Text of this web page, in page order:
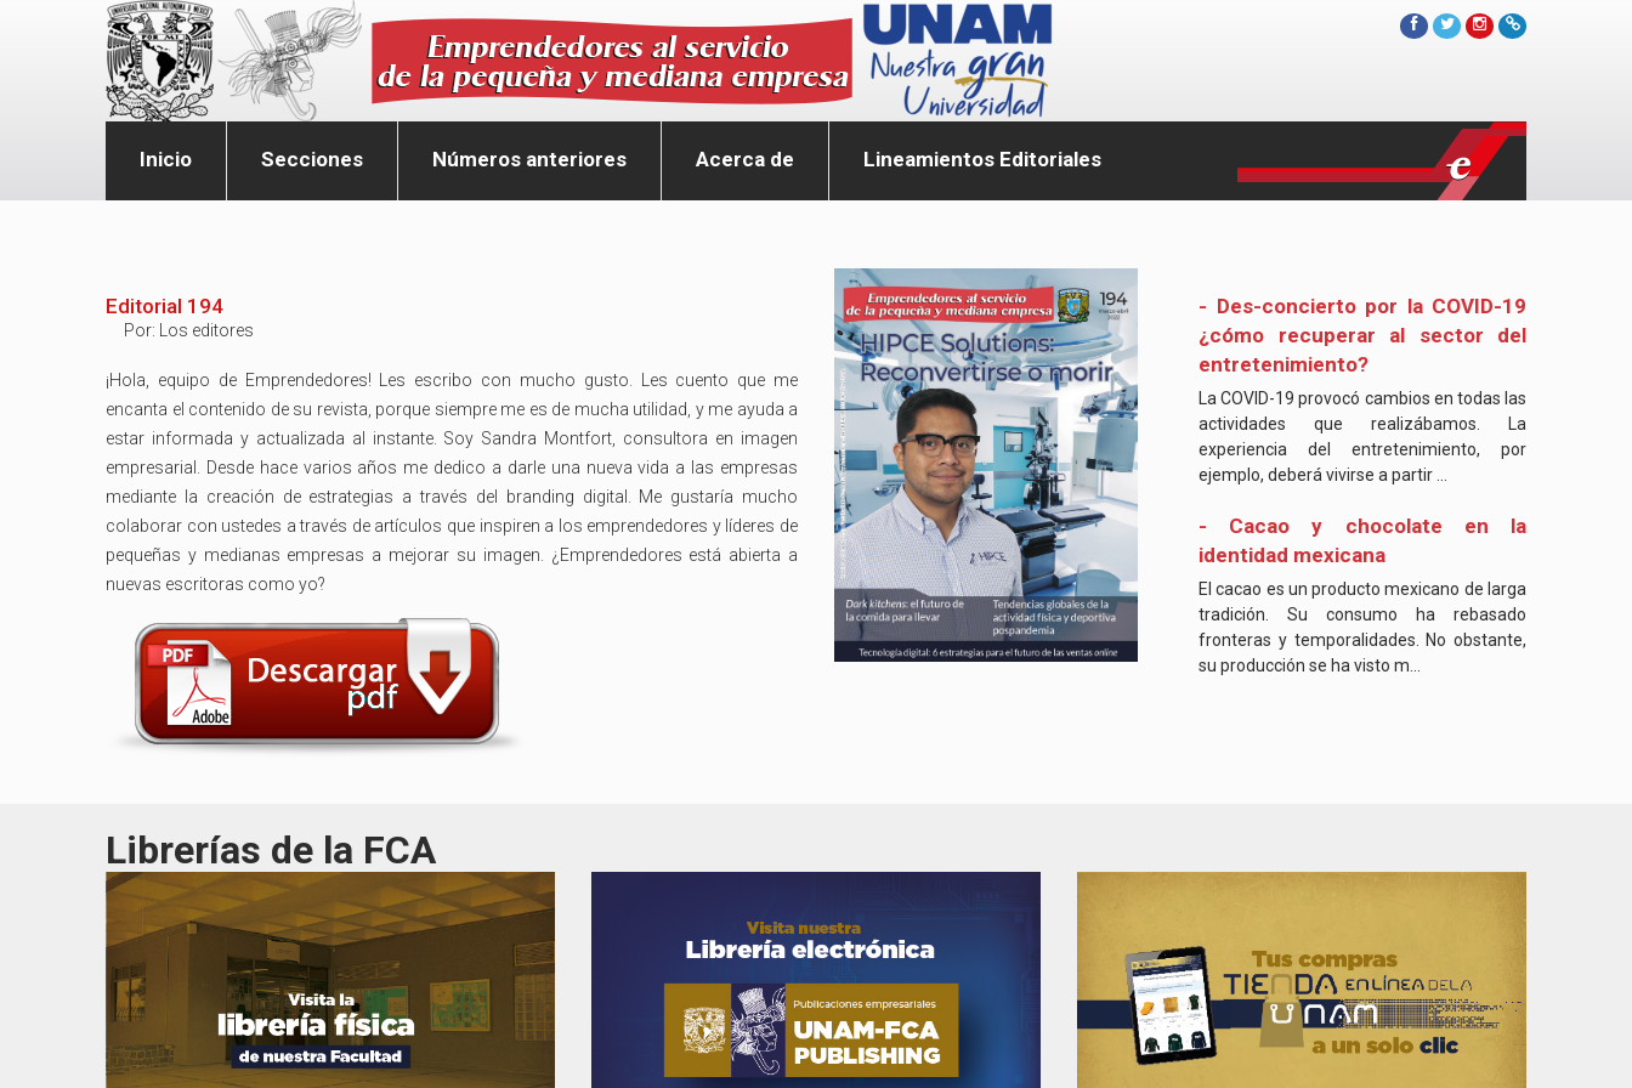
Inicio Secciones Números anteriores Acerca de Lineamientos Editoriales
Editorial 194
Por: Los editores
¡Hola, equipo de Emprendedores! Les escribo con mucho gusto. Les cuento que me
encanta el contenido de su revista, porque siempre me es de mucha utilidad, y me ayuda a
estar informada y actualizada al instante. Soy Sandra Montfort, consultora en imagen
empresarial. Desde hace varios años me dedico a darle una nueva vida a las empresas
mediante la creación de estrategias a través del branding digital. Me gustaría mucho
colaborar con ustedes a través de artículos que inspiren a los emprendedores y líderes de
pequeñas y medianas empresas a mejorar su imagen. ¿Emprendedores está abierta a
nuevas escritoras como yo?
- Des-concierto por la COVID-19
¿cómo recuperar al sector del
entretenimiento?
La COVID-19 provocó cambios en todas las
actividades que realizábamos. La
experiencia del entretenimiento, por
ejemplo, deberá vivirse a partir ...
- Cacao y chocolate en la
identidad mexicana
El cacao es un producto mexicano de larga
tradición. Su consumo ha rebasado
fronteras y temporalidades. No obstante,
su producción se ha visto m...
Librerías de la FCA